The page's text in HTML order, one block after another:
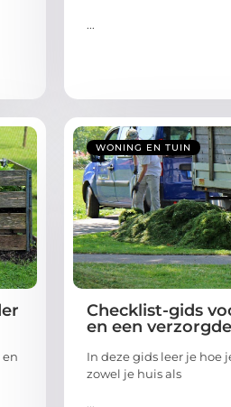
WONING EN TUIN
Checklist-gids
en een
In deze gids leer je
zowel je huis als